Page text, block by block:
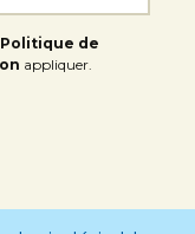
Politique de
appliquer.